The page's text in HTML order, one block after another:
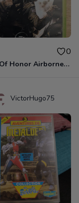
0
Medal Of Honor Airborne Xbox 360
VictorHugo75